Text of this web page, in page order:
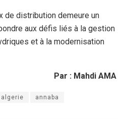
de distribution demeure un
aux défis liés à la gestion
et à la modernisation
Par : Mahdi AMA
algerie annaba